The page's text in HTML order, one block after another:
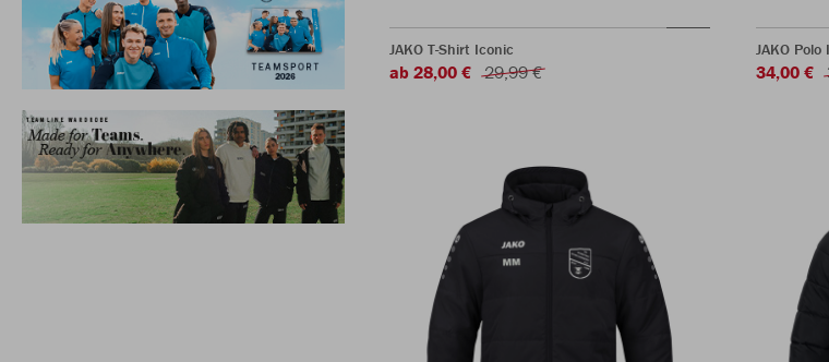
JAKO T-Shirt Iconic
ab 28,00 € 29,99 €
JAKO Polo
34,00 €